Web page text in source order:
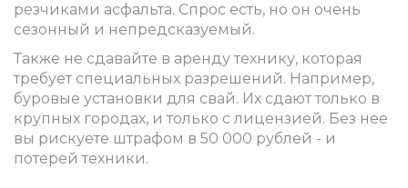
резчиками асфальта. Спрос есть, но он очень
сезонный и непредсказуемый.
Также не сдавайте в аренду технику, которая
требует специальных разрешений. Например,
буровые установки для свай. Их сдают только в
крупных городах, и только с лицензией. Без нее
вы рискуете штрафом в 50 000 рублей - и
потерей техники.